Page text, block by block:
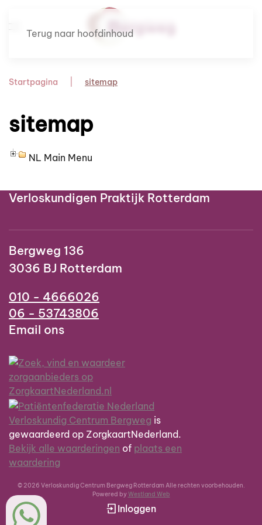
Terug naar hoofdinhoud
Startpagina sitemap
sitemap
NL Main Menu
Verloskundigen Praktijk Rotterdam
Bergweg 136
3036 BJ Rotterdam
010 - 4666026
06 - 53743806
Email ons
Verloskundig Centrum Bergweg is
gewaardeerd op ZorgkaartNederland.
Bekijk alle waarderingen of plaats een
waardering
© 2026 Verloskundig Centrum Bergweg Rotterdam Alle rechten voorbehouden.
Powered byWestland Web
Inloggen